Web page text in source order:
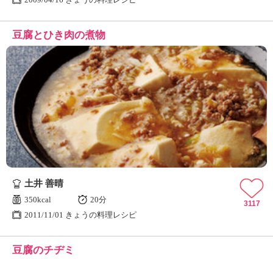
豆腐とひき肉の煮物
土井 善晴
350kcal
20分
2011/11/01 きょうの料理レシピ
3117
豆腐のチヂミ